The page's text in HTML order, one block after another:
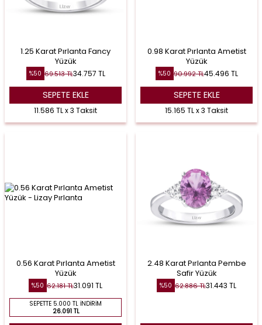
1.25 Karat Pırlanta Fancy
Yüzük
%50 69.513TL34.757 TL
SEPETE EKLE
11.586 TL x 3 Taksit
0.98 Karat Pırlanta Ametist
Yüzük
%50 90.992TL45.496 TL
SEPETE EKLE
15.165 TL x 3 Taksit
0.56 Karat Pırlanta Ametist
Yüzük
%50 62.181TL31.091 TL
SEPETTE 5.000 TL İNDIRIM
26.091 TL
2.48 Karat Pırlanta Pembe
Safir Yüzük
%50 62.886TL31.443 TL